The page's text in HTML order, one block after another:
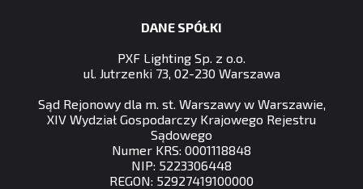
DANE SPÓŁKI
PXF Lighting Sp. z o.o.
ul. Jutrzenki 73, 02-230 Warszawa
Sąd Rejonowy dla m. st. Warszawy w Warszawie,
XIV Wydział Gospodarczy Krajowego Rejestru
Sądowego
Numer KRS: 0001118848
NIP: 5223306448
REGON: 52927419100000